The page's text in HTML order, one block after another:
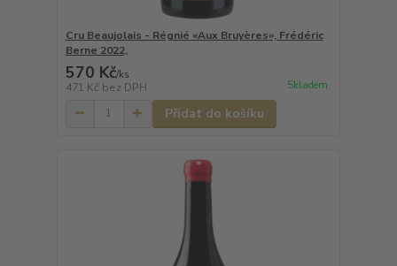
Cru Beaujolais - Régnié «Aux Bruyères», Frédéric
Berne 2022,
570 Kč/ks
471 Kč bez DPH Skladem
Přidat do košíku